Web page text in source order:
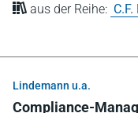
aus der Reihe:
Lindemann u.a.
Compliance-